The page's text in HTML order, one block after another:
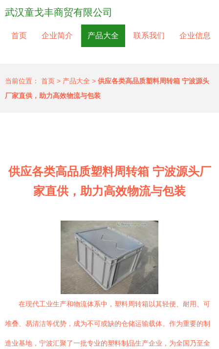
武汉童戈丰商贸有限公司
首页 企业简介 产品大全 联系我们 企业信息
当前位置： 首页 > 产品大全 > 供应各类高品质塑料周转箱 宁波源头
厂家直供，助力高效物流与包装
供应各类高品质塑料周转箱 宁波源头厂
家直供，助力高效物流与包装
在现代工业生产和物流体系中，塑料周转箱以其轻便、耐用、可
堆叠、易清洁等优势，成为不可或缺的仓储运输载体。作为重要的制
造业基地，宁波汇聚了一批专业的塑料制品生产企业，为全国乃至全